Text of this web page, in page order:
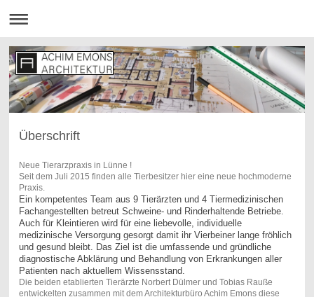
Überschrift
Neue Tierarzpraxis in Lünne !
Seit dem Juli 2015 finden alle Tierbesitzer hier eine neue hochmoderne
Praxis.
Ein kompetentes Team aus 9 Tierärzten und 4 Tiermedizinischen
Fachangestellten betreut Schweine- und Rinderhaltende Betriebe.
Auch für Kleintieren wird für eine liebevolle, individuelle
medizinische Versorgung gesorgt damit ihr Vierbeiner lange fröhlich
und gesund bleibt. Das Ziel ist die umfassende und gründliche
diagnostische Abklärung und Behandlung von Erkrankungen aller
Patienten nach aktuellem Wissensstand.
Die beiden etablierten Tierärzte Norbert Dülmer und Tobias Rauße
entwickelten zusammen mit dem Architekturbüro Achim Emons diese